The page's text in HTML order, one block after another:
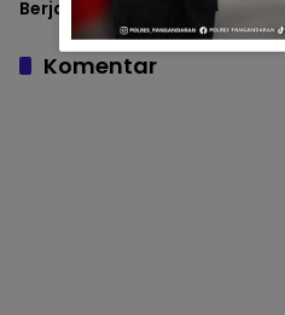
Berjalan Aman, Polsek
Padaherang Pastikan
Kegiatan Berlangsung
Kondusif
Komentar